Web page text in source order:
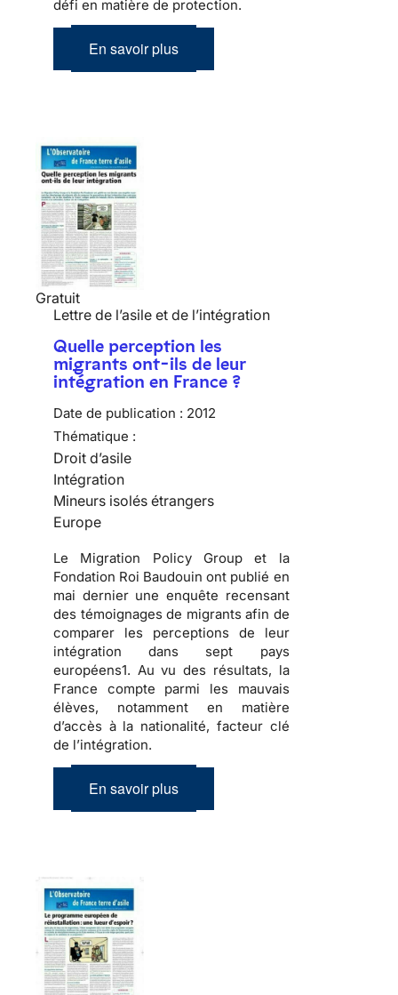
défi en matière de protection.
En savoir plus
Gratuit
Lettre de l’asile et de l’intégration
Quelle perception les
migrants ont-ils de leur
intégration en France ?
Date de publication : 2012
Thématique :
Droit d’asile
Intégration
Mineurs isolés étrangers
Europe
Le Migration Policy Group et la
Fondation Roi Baudouin ont publié en
mai dernier une enquête recensant
des témoignages de migrants afin de
comparer les perceptions de leur
intégration dans sept pays
européens1. Au vu des résultats, la
France compte parmi les mauvais
élèves, notamment en matière
d’accès à la nationalité, facteur clé
de l’intégration.
En savoir plus